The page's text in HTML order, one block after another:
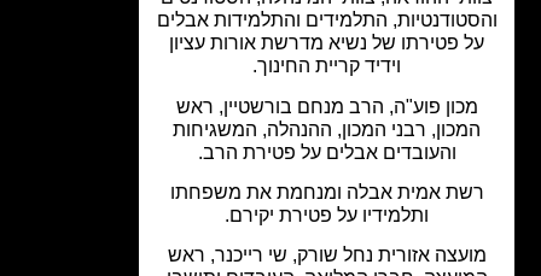
התלמידים והתלמידות אבלים
פטירתו של נשיא מדרשת אורות עציון
וידיד קריית החינוך.
מכון פוע"ה, הרב מנחם בורשטיין, ראש
רבני המכון, ההנהלה, המשגיחות
והעובדים אבלים על פטירת הרב.
אמית אבלה ומנחמת את משפחתו
ותלמידיו על פטירת יקירם.
אזורית נחל שורק, שי רייכנר, ראש